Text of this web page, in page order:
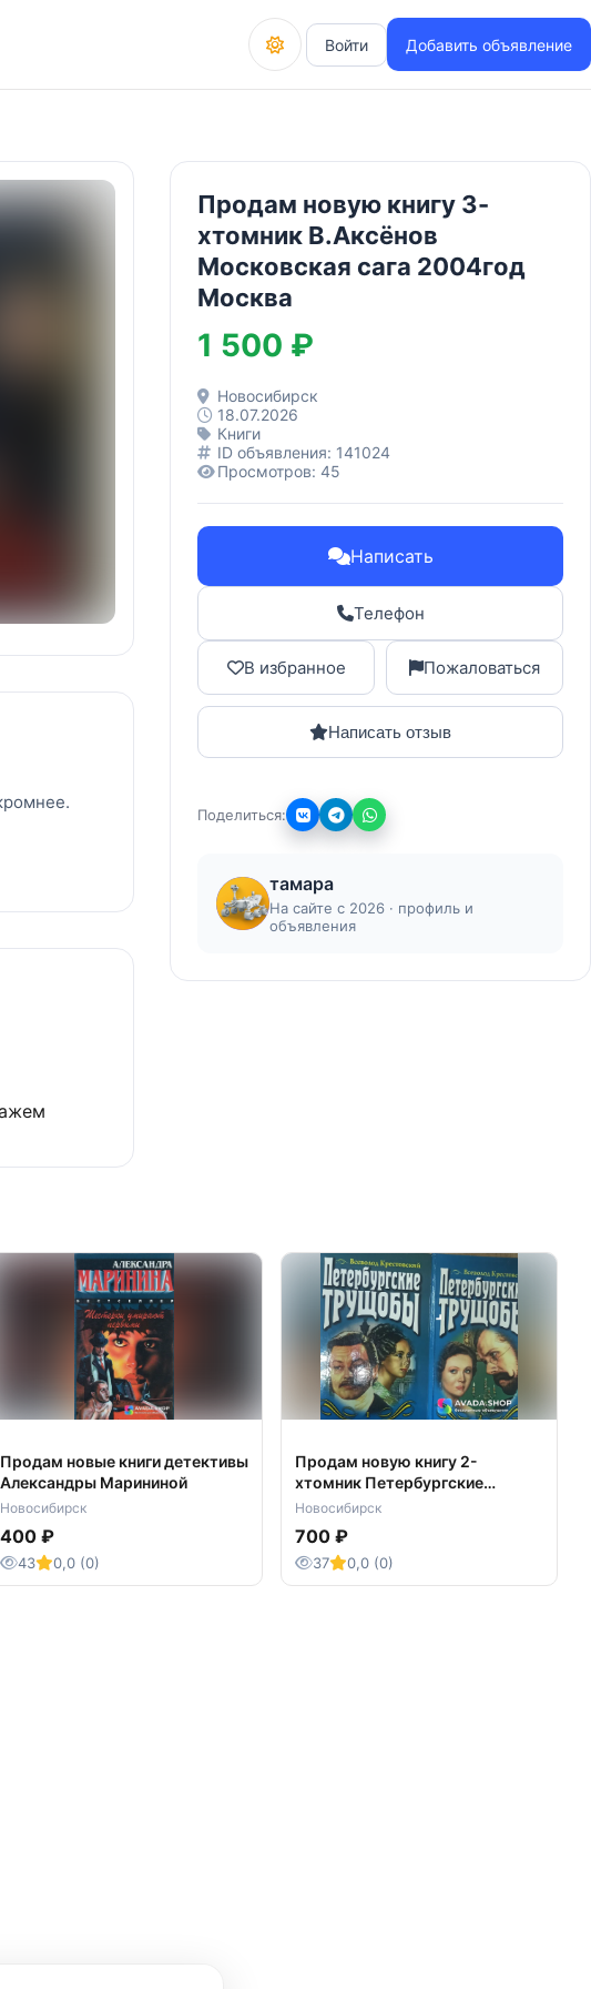
Войти Добавить объявление
1 500 ₽
Продам новую книгу 3-
хтомник В.Аксёнов
Московская сага 2004год
Москва
Новосибирск
18.07.2026
Книги
ID объявления: 141024
Просмотров: 45
Написать
Телефон
В избранное Пожаловаться
Написать отзыв
Поделиться:
тамара
На сайте с 2026 · профиль и
объявления
Продам новые книги детективы
Александры Марининой
Новосибирск
400 ₽
43 0,0 (0)
Продам новую книгу 2-
хтомник Петербургские
трущобы Всеволод
Новосибирск
700 ₽
37 0,0 (0)